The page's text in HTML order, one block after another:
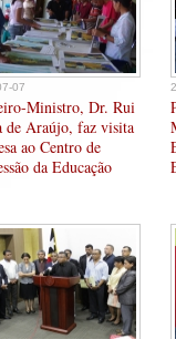
07
Ministro, Dr. Rui
de Araújo, faz visita
ao Centro de
da Educação